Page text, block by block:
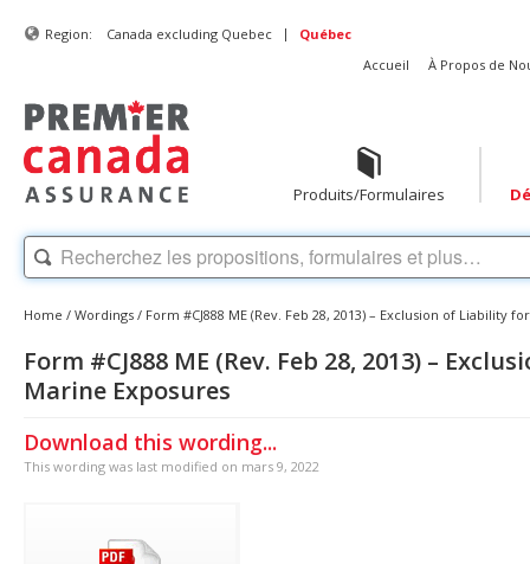
Region: Canada excluding Quebec |
Québec
Accueil
À Propos de
Produits/Formulaires
Home / Wordings / Form #CJ888 ME (Rev. Feb 28, 2013) – Exclusion of Liability
Form #CJ888 ME (Rev. Feb 28, 2013) –
Marine Exposures
Download this wording...
This wording was last modified on mars 9, 2022